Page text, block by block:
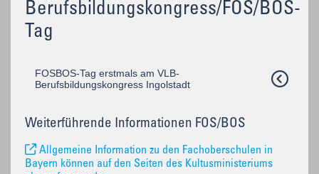
Berufsbildungskongress/FOS/BOS-
Tag
FOSBOS-Tag erstmals am VLB-
Berufsbildungskongress Ingolstadt
Weiterführende Informationen FOS/BOS
Allgemeine Information zu den Fachoberschulen in
Bayern können auf den Seiten des Kultusministeriums